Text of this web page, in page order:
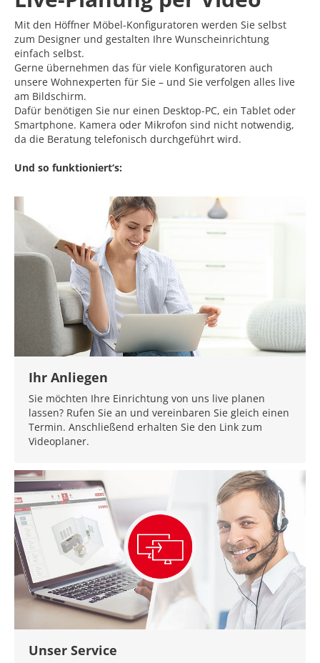
Mit den Höffner Möbel-Konfiguratoren werden Sie selbst
zum Designer und gestalten Ihre Wunscheinrichtung
einfach selbst.
Gerne übernehmen das für viele Konfiguratoren auch
unsere Wohnexperten für Sie – und Sie verfolgen alles live
am Bildschirm.
Dafür benötigen Sie nur einen Desktop-PC, ein Tablet oder
Smartphone. Kamera oder Mikrofon sind nicht notwendig,
da die Beratung telefonisch durchgeführt wird.
Und so funktioniert‘s:
Ihr Anliegen
Sie möchten Ihre Einrichtung von uns live planen
lassen? Rufen Sie an und vereinbaren Sie gleich einen
Termin. Anschließend erhalten Sie den Link zum
Videoplaner.
Unser Service